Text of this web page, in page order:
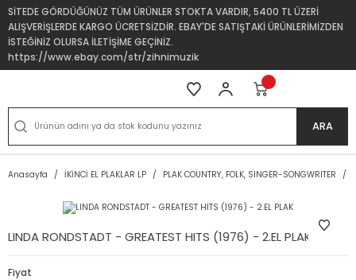
SİTEDE GÖRDÜĞÜNÜZ TÜM ÜRÜNLER STOKTA VARDIR, 5400 TL ÜZERİ
ALIŞVERİŞLERDE KARGO ÜCRETSİZDİR. EBAY'DE SATIŞTAKİ ÜRÜNLERİMİZDEN
İSTEĞİNİZ OLURSA İLETİŞİME GEÇİNİZ.
https://www.ebay.com/str/zihnimuzik
ARA
Anasayfa İKİNCİ EL PLAKLAR LP PLAK COUNTRY, FOLK, SINGER-SONGWRITER
LINDA RONDSTADT - GREATEST HITS (1976) - 2.EL PLAK
Fiyat